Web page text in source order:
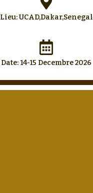
Lieu: UCAD,Dakar,Senegal
Date: 14-15 Decembre 2026